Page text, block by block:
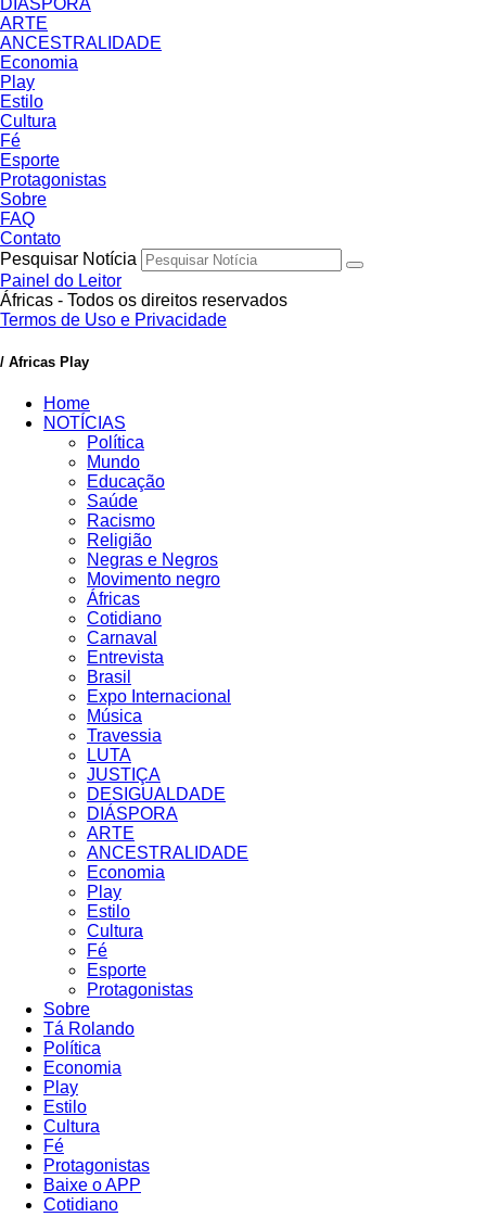
DIÁSPORA
ARTE
ANCESTRALIDADE
Economia
Play
Estilo
Cultura
Fé
Esporte
Protagonistas
Sobre
FAQ
Contato
Pesquisar Notícia
Painel do Leitor
Áfricas - Todos os direitos reservados
Termos de Uso e Privacidade
/ Africas Play
Home
NOTÍCIAS
Política
Mundo
Educação
Saúde
Racismo
Religião
Negras e Negros
Movimento negro
Áfricas
Cotidiano
Carnaval
Entrevista
Brasil
Expo Internacional
Música
Travessia
LUTA
JUSTIÇA
DESIGUALDADE
DIÁSPORA
ARTE
ANCESTRALIDADE
Economia
Play
Estilo
Cultura
Fé
Esporte
Protagonistas
Sobre
Tá Rolando
Política
Economia
Play
Estilo
Cultura
Fé
Protagonistas
Baixe o APP
Cotidiano